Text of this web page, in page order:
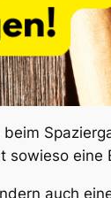
eine
auch